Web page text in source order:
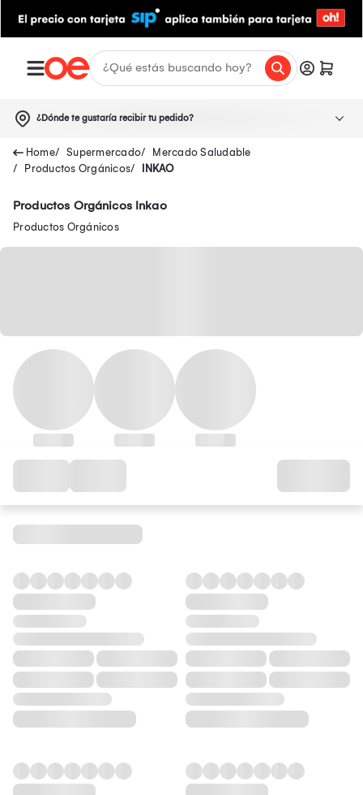
¿Dónde te gustaría recibir tu pedido?
Supermercado
Mercado Saludable
Productos Orgánicos
INKAO
Productos Orgánicos Inkao
Productos Orgánicos